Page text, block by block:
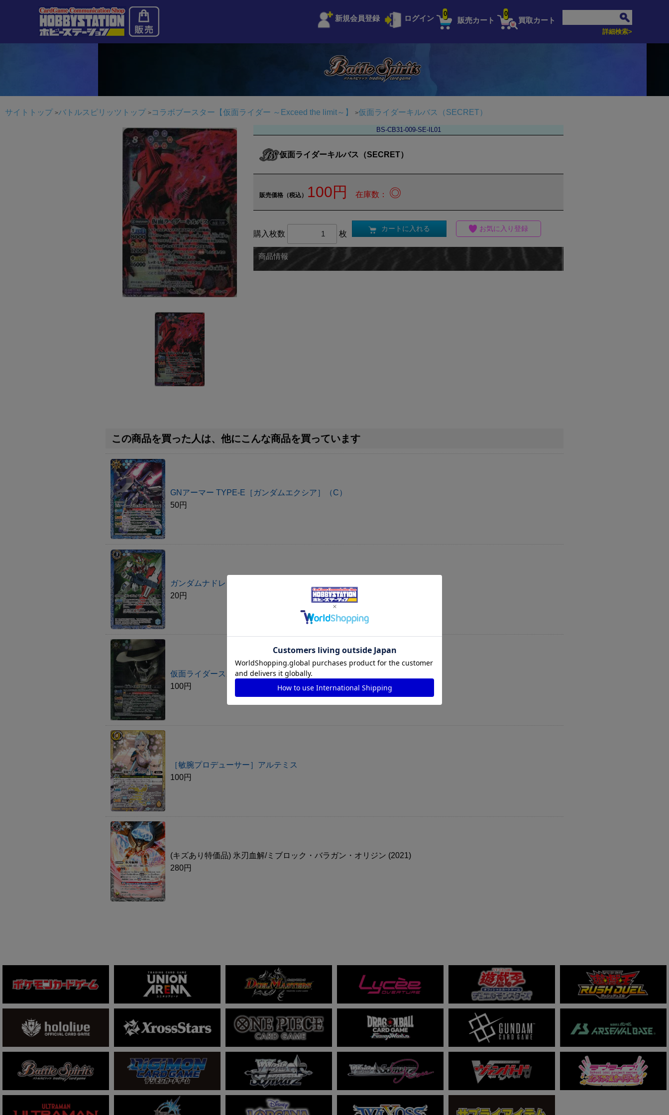
新規会員登録 ログイン 販売カート
0
買取カート
0
詳細検索>
サイトトップ バトルスピリッツトップ コラボブースター【仮面ライダー ～Exceed the limit～】 仮面ライダーキルバス（SECRET）
BS-CB31-009-SE-IL01
仮面ライダーキルバス（SECRET）
販売価格（税込） 100円 在庫数： ◎
購入枚数 枚
カートに入れる お気に入り登録
商品情報
この商品を買った人は、他にこんな商品を買っています
GNアーマー TYPE-E［ガンダムエクシア］（C）
50円
ガンダムナドレ（C）
20円
仮面ライダースカル ［3］（SECRET）
100円
［敏腕プロデューサー］アルテミス
100円
(キズあり特価品) 氷刃血解/ミブロック・バラガン・オリジン (2021)
280円